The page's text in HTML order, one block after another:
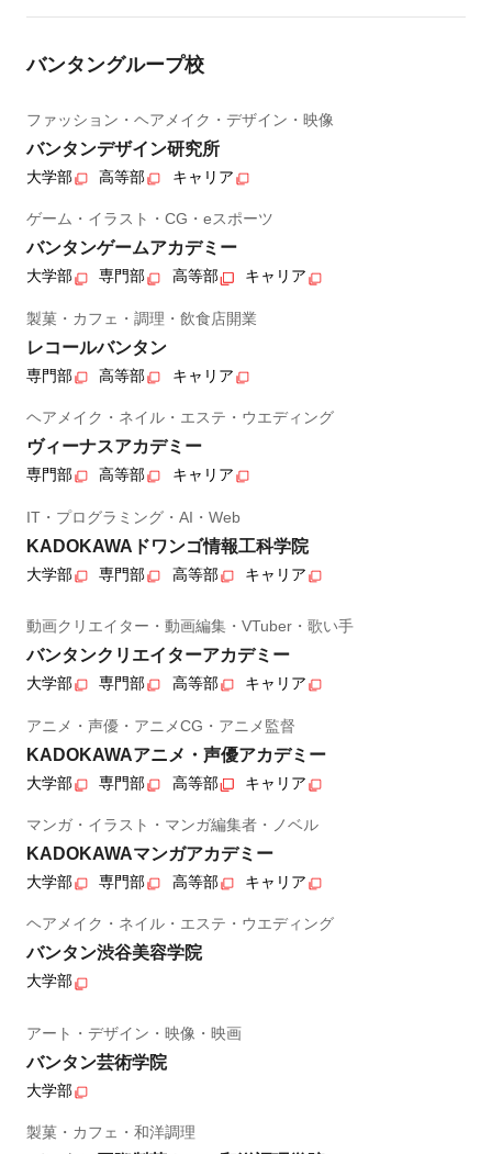
バンタングループ校
ファッション・ヘアメイク・デザイン・映像
バンタンデザイン研究所
大学部 高等部 キャリア
ゲーム・イラスト・CG・eスポーツ
バンタンゲームアカデミー
大学部 専門部 高等部 キャリア
製菓・カフェ・調理・飲食店開業
レコールバンタン
専門部 高等部 キャリア
ヘアメイク・ネイル・エステ・ウエディング
ヴィーナスアカデミー
専門部 高等部 キャリア
IT・プログラミング・AI・Web
KADOKAWAドワンゴ情報工科学院
大学部 専門部 高等部 キャリア
動画クリエイター・動画編集・VTuber・歌い手
バンタンクリエイターアカデミー
大学部 専門部 高等部 キャリア
アニメ・声優・アニメCG・アニメ監督
KADOKAWAアニメ・声優アカデミー
大学部 専門部 高等部 キャリア
マンガ・イラスト・マンガ編集者・ノベル
KADOKAWAマンガアカデミー
大学部 専門部 高等部 キャリア
ヘアメイク・ネイル・エステ・ウエディング
バンタン渋谷美容学院
大学部
アート・デザイン・映像・映画
バンタン芸術学院
大学部
製菓・カフェ・和洋調理